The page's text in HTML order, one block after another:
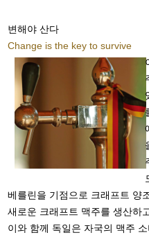
변해야 산다
Change is the key to survive
베를린을 기점으로 크래프트 양
새로운 크래프트 맥주를 생산하
이와 함께 독일은 자국의 맥주